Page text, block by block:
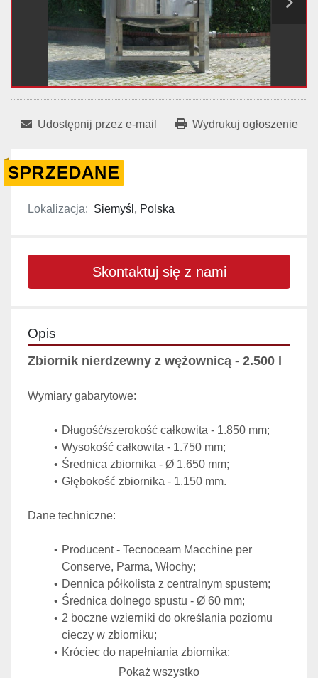
Udostępnij przez e-mail Wydrukuj ogłoszenie
SPRZEDANE
Lokalizacja: Siemyśl, Polska
Skontaktuj się z nami
Opis
Zbiornik nierdzewny z wężownicą - 2.500 l
Wymiary gabarytowe:
Długość/szerokość całkowita - 1.850 mm;
Wysokość całkowita - 1.750 mm;
Średnica zbiornika - Ø 1.650 mm;
Głębokość zbiornika - 1.150 mm.
Dane techniczne:
Producent - Tecnoceam Macchine per
Conserve, Parma, Włochy;
Dennica półkolista z centralnym spustem;
Średnica dolnego spustu - Ø 60 mm;
2 boczne wzierniki do określania poziomu
cieczy w zbiorniku;
Króciec do napełniania zbiornika;
Wężownica grubościenna podwójnie
Pokaż wszystko